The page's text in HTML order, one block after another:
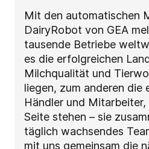
Mit den automatischen
DairyRobot von GEA
tausende Betriebe
es die erfolgreichen
Milchqualität und
liegen, zum anderen die
Händler und Mitarbeiter,
Seite stehen – sie
täglich wachsendes
mit uns gemeinsam die